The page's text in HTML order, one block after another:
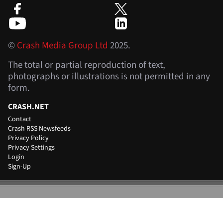
©Crash Media Group Ltd 2025.
The total or partial reproduction of text,
photographs or illustrations is not permitted in any
form.
CRASH.NET
Contact
Crash RSS Newsfeeds
Privacy Policy
Privacy Settings
Login
Sign-Up